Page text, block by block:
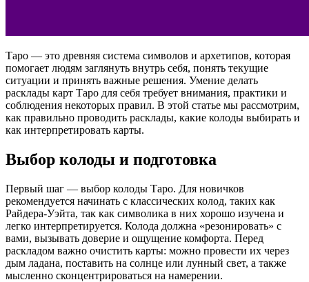
Таро — это древняя система символов и архетипов, которая
помогает людям заглянуть внутрь себя, понять текущие
ситуации и принять важные решения. Умение делать
расклады карт Таро для себя требует внимания, практики и
соблюдения некоторых правил. В этой статье мы рассмотрим,
как правильно проводить расклады, какие колоды выбирать и
как интерпретировать карты.
Выбор колоды и подготовка
Первый шаг — выбор колоды Таро. Для новичков
рекомендуется начинать с классических колод, таких как
Райдера-Уэйта, так как символика в них хорошо изучена и
легко интерпретируется. Колода должна «резонировать» с
вами, вызывать доверие и ощущение комфорта. Перед
раскладом важно очистить карты: можно провести их через
дым ладана, поставить на солнце или лунный свет, а также
мысленно сконцентрироваться на намерении.